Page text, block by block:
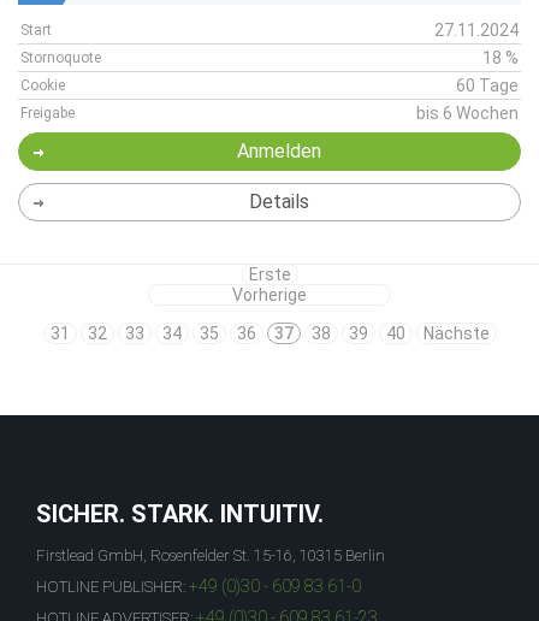
Start 27.11.2024
Stornoquote 18 %
Cookie 60 Tage
Freigabe bis 6 Wochen
Anmelden
Details
Erste
Vorherige
31
32 33 34 35 36 37 38 39 40 Nächste
SICHER. STARK. INTUITIV.
Firstlead GmbH, Rosenfelder St. 15-16, 10315 Berlin
HOTLINE PUBLISHER: +49 (0)30 - 609 83 61-0